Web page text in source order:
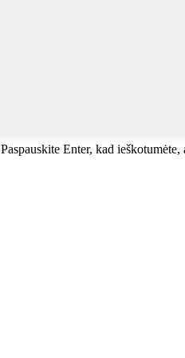
Paspauskite Enter, kad